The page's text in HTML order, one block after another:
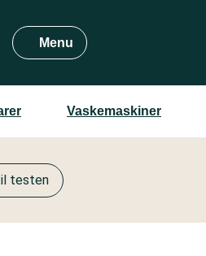
Menu
Vaskemaskiner
testen